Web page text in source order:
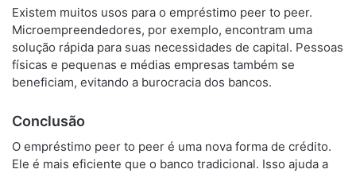
Existem muitos usos para o empréstimo peer to peer.
Microempreendedores, por exemplo, encontram uma
solução rápida para suas necessidades de capital. Pessoas
físicas e pequenas e médias empresas também se
beneficiam, evitando a burocracia dos bancos.
Conclusão
O empréstimo peer to peer é uma nova forma de crédito.
Ele é mais eficiente que o banco tradicional. Isso ajuda a